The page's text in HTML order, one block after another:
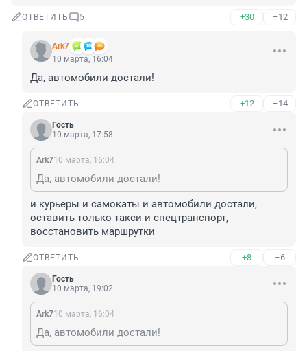
ОТВЕТИТЬ 5 +30 –12
Ark7
10 марта, 16:04
Да, автомобили достали!
ОТВЕТИТЬ +12 –14
Гость
10 марта, 17:58
Ark710 марта, 16:04
Да, автомобили достали!
и курьеры и самокаты и автомобили достали,
оставить только такси и спецтранспорт,
восстановить маршрутки
ОТВЕТИТЬ +8 –6
Гость
10 марта, 19:02
Ark710 марта, 16:04
Да, автомобили достали!